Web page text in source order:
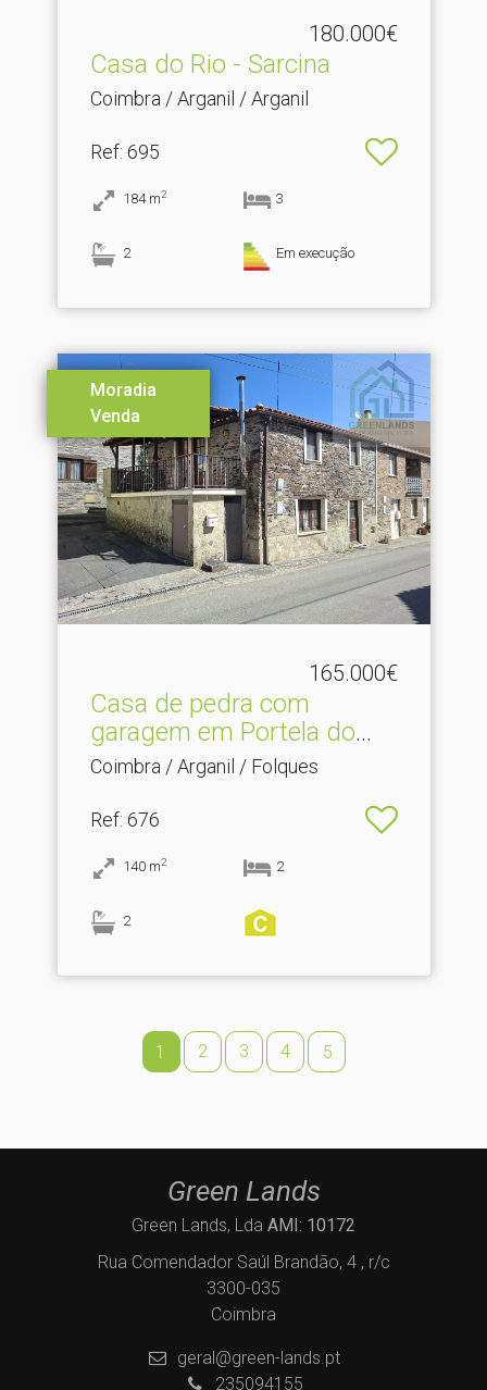
180.000€
Casa do Rio - Sarcina
Coimbra / Arganil / Arganil
Ref: 695
184 m2 3
2 Em execução
Moradia
Venda
165.000€
Casa de pedra com
garagem em Portela do
Alque.​..
Coimbra / Arganil / Folques
Ref: 676
140 m2 2
2
1 2 3 4 5
Green Lands
Green Lands, Lda AMI: 10172
Rua Comendador Saúl Brandão, 4 , r/c
3300-035
Coimbra
geral@green-lands.pt
235094155